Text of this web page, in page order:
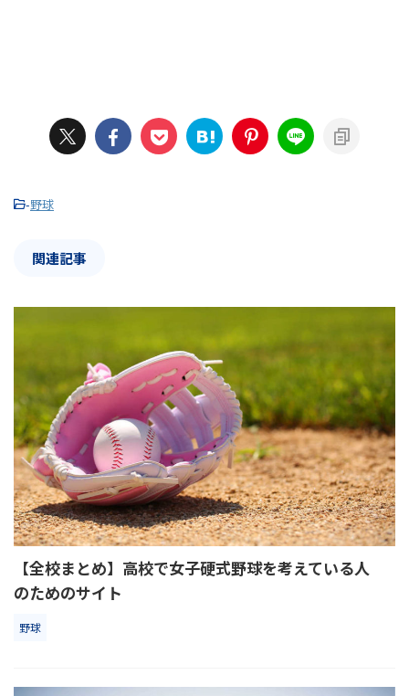
-野球
関連記事
【全校まとめ】高校で女子硬式野球を考えている人
のためのサイト
野球